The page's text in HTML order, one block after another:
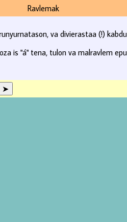
Ravlemak
va divierastaa (!)
is "á" tena, tulon va malravlem